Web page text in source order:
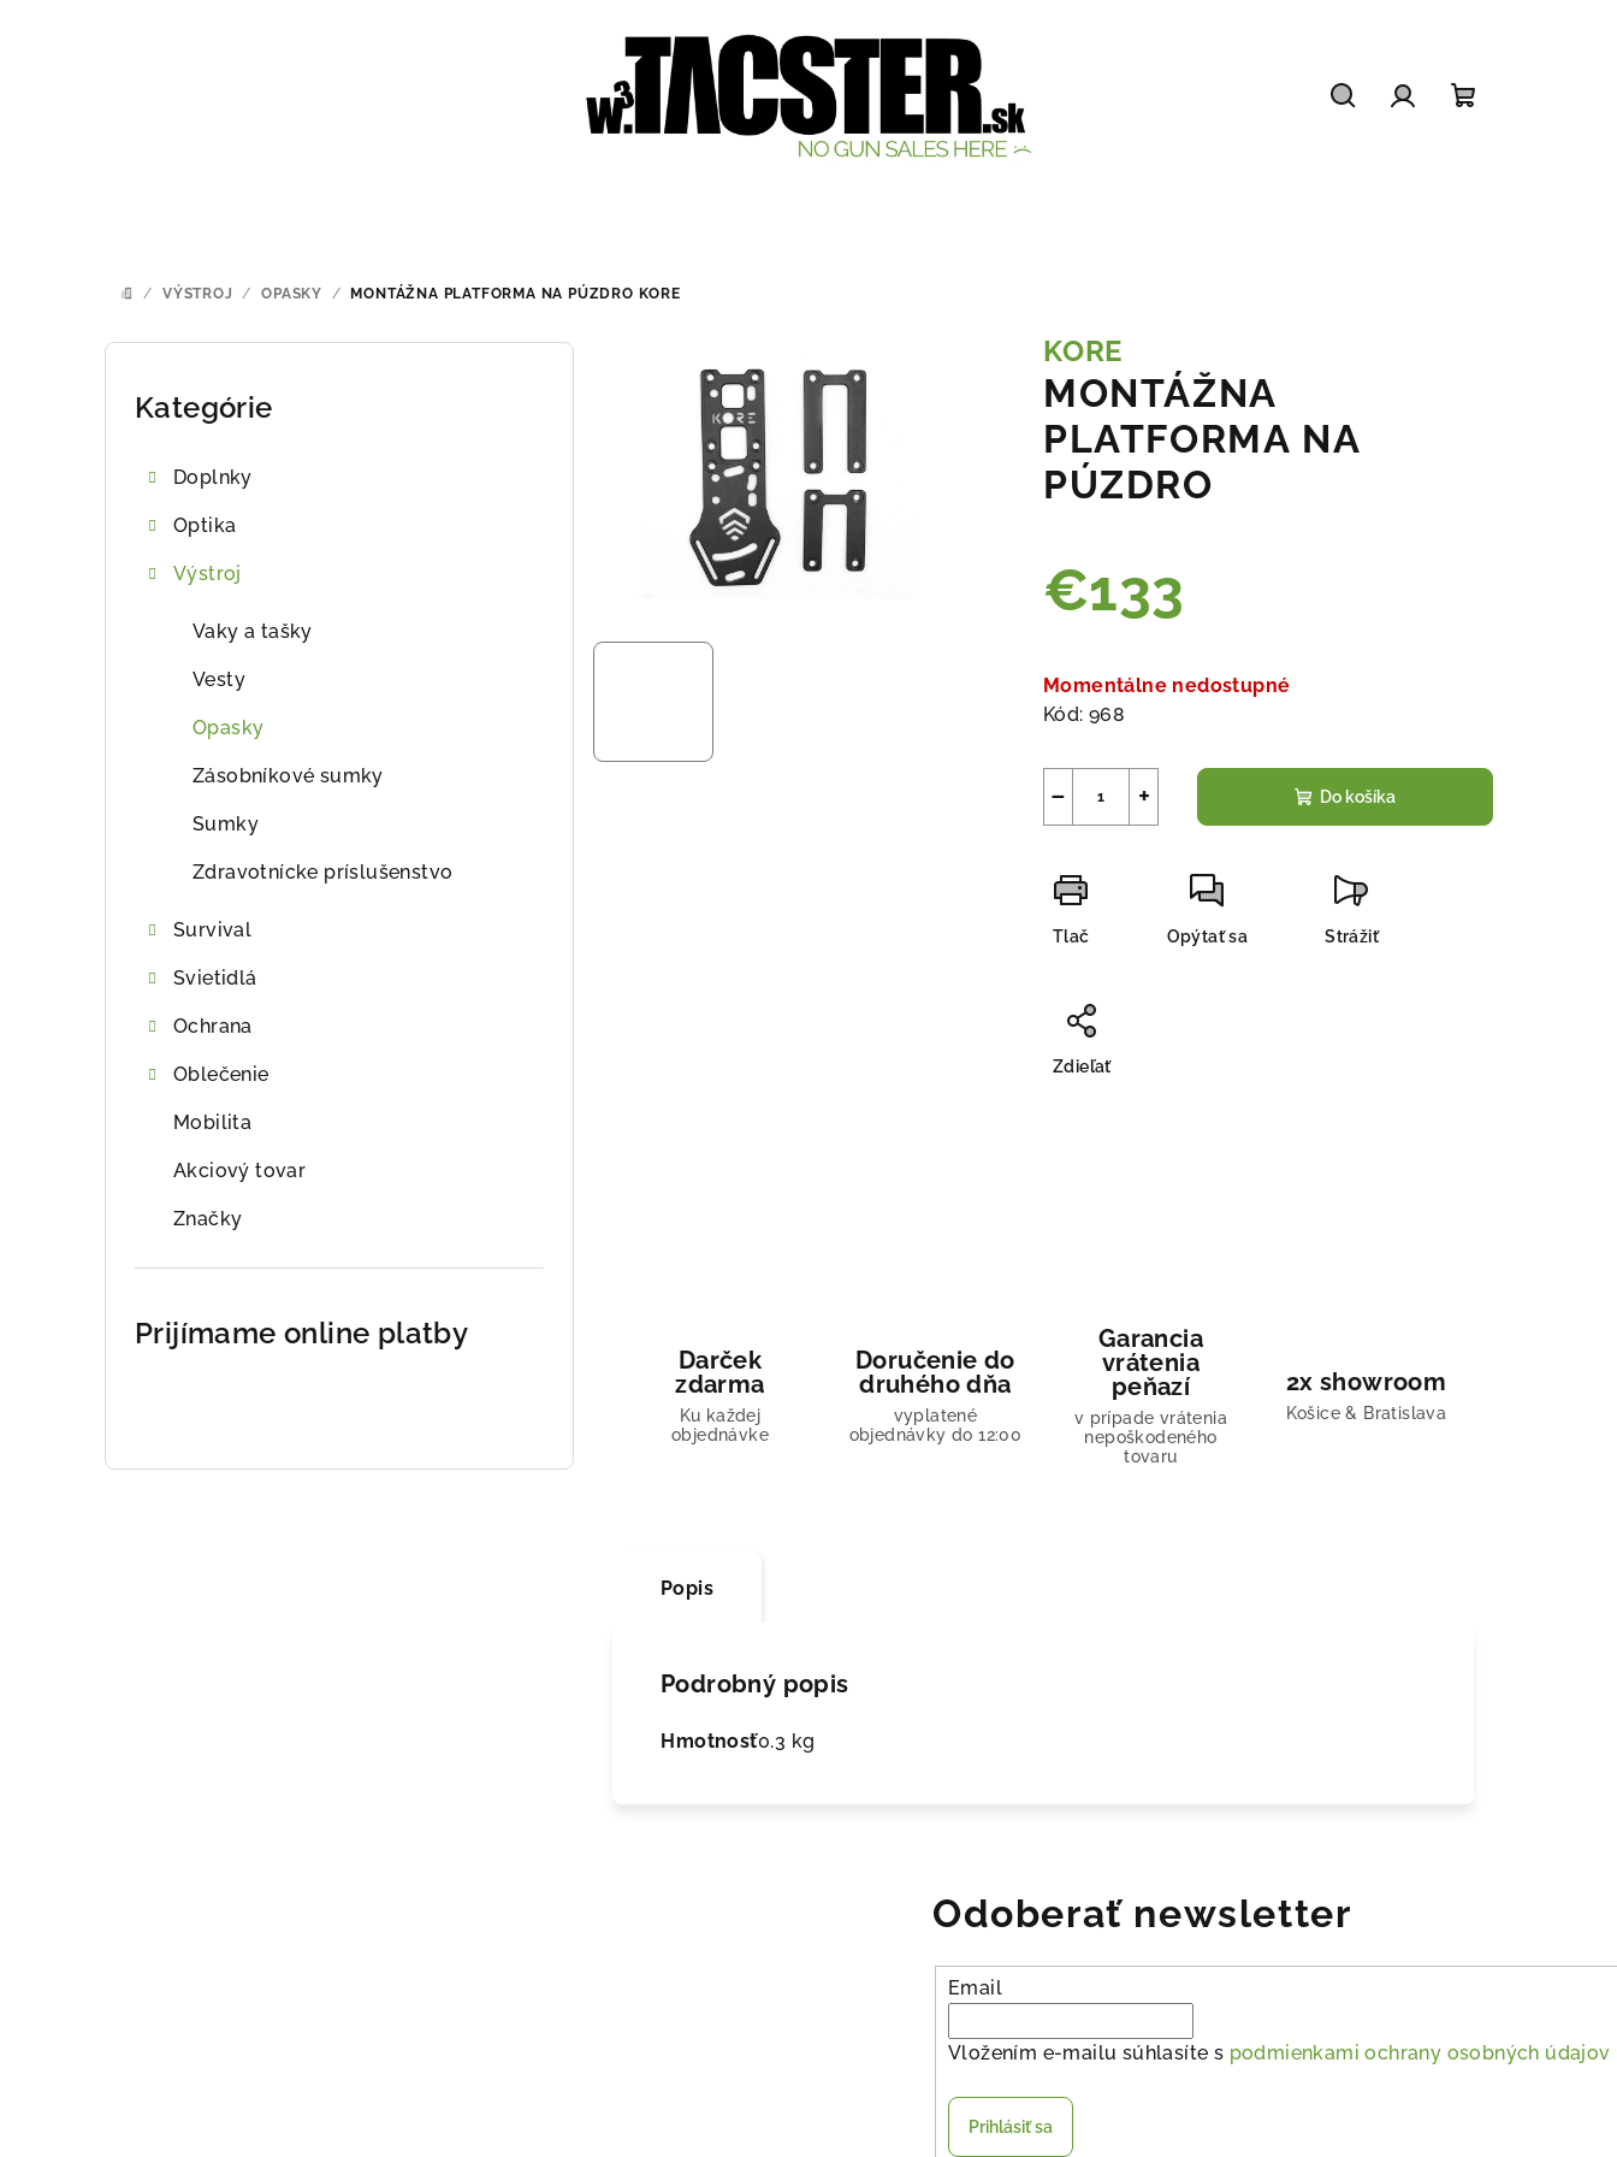
DOMOV
/ VÝSTROJ / OPASKY / MONTÁŽNA PLATFORMA NA PÚZDRO KORE
B
Preskočiť
Kategórie
Doplnky
Optika
Výstroj
Vaky a tašky
Vesty
Opasky
Zásobníkové sumky
Sumky
Zdravotnícke príslušenstvo
Survival
Svietidlá
Ochrana
Oblečenie
Mobilita
Akciový tovar
Značky
Prijímame online platby
KORE
MONTÁŽNA
PLATFORMA NA
PÚZDRO
€133
cena:
Momentálne nedostupné
Kód: 968
+
− Do košíka
Tlač Opýtať sa Strážiť
Zdieľať
Darček
zdarma
Ku každej
objednávke
Doručenie do
druhého dňa
vyplatené
objednávky do 12:00
Garancia
vrátenia
peňazí
v prípade vrátenia
nepoškodeného
tovaru
2x showroom
Košice & Bratislava
Popis
Podrobný popis
Hmotnosť0.3 kg
Odoberať newsletter
Email
Vložením e-mailu súhlasíte s podmienkami ochrany osobných údajov
Prihlásiť sa